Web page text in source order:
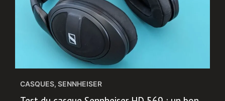
CASQUES, SENNHEISER